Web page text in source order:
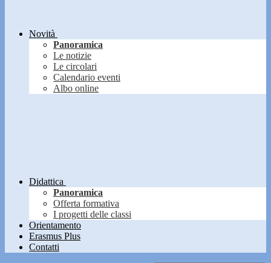
Novità
Panoramica
Le notizie
Le circolari
Calendario eventi
Albo online
Didattica
Panoramica
Offerta formativa
I progetti delle classi
Orientamento
Erasmus Plus
Contatti